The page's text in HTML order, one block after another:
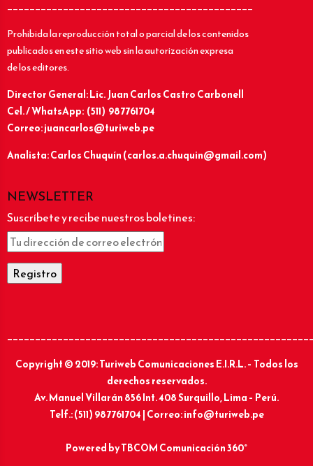
____________________________________________
Prohibida la reproducción total o parcial de los contenidos
publicados en este sitio web sin la autorización expresa
de los editores.
Director General: Lic.Juan Carlos Castro Carbonell
Cel. / WhatsApp: (511) 987761704
Correo: juancarlos@turiweb.pe
Analista: Carlos Chuquín (carlos.a.chuquin@gmail.com)
NEWSLETTER
Suscríbete y recibe nuestros boletines:
Copyright © 2019: Turiweb Comunicaciones E.I.R.L. – Todos los
derechos reservados.
Av. Manuel Villarán 856 Int. 408 Surquillo, Lima – Perú.
Telf.: (511) 987761704 | Correo: info@turiweb.pe
Powered byTBCOM Comunicación 360°